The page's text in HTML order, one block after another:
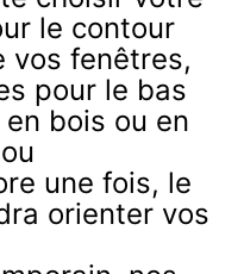
le contour
vos fenêtres,
pour le bas
bois ou en
une fois, le
orienter vos